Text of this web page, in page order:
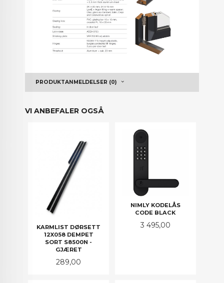
PRODUKTANMELDELSER (0)
VI ANBEFALER OGSÅ
KARMLIST DØRSETT
12X058 DEMPET
SORT S8500N -
GJÆRET
Pris
289,00
NIMLY KODELÅS
CODE BLACK
Pris
3 495,00